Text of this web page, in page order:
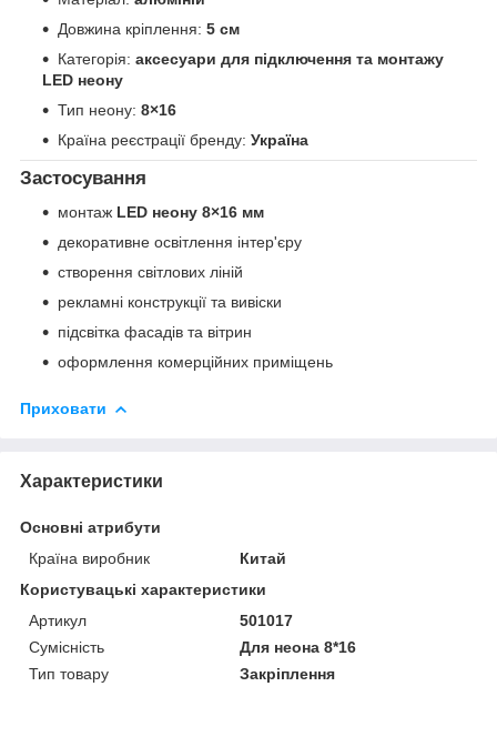
Довжина кріплення: 5 см
Категорія: аксесуари для підключення та монтажу
LED неону
Тип неону: 8×16
Країна реєстрації бренду: Україна
Застосування
монтаж LED неону 8×16 мм
декоративне освітлення інтер'єру
створення світлових ліній
рекламні конструкції та вивіски
підсвітка фасадів та вітрин
оформлення комерційних приміщень
Приховати
Характеристики
Основні атрибути
Країна виробник
Китай
Користувацькі характеристики
Артикул
501017
Сумісність
Для неона 8*16
Тип товару
Закріплення